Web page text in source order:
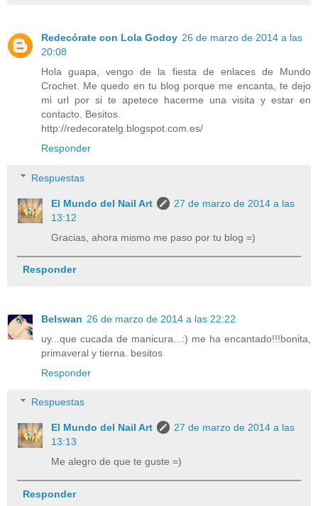
Redecórate con Lola Godoy 26 de marzo de 2014 a las
20:08
Hola guapa, vengo de la fiesta de enlaces de Mundo
Crochet. Me quedo en tu blog porque me encanta, te dejo
mi url por si te apetece hacerme una visita y estar en
contacto. Besitos.
http://redecoratelg.blogspot.com.es/
Responder
Respuestas
El Mundo del Nail Art
27 de marzo de 2014 a las
13:12
Gracias, ahora mismo me paso por tu blog =)
Responder
Belswan 26 de marzo de 2014 a las 22:22
uy...que cucada de manicura...:) me ha encantado!!!bonita,
primaveral y tierna. besitos
Responder
Respuestas
El Mundo del Nail Art
27 de marzo de 2014 a las
13:13
Me alegro de que te guste =)
Responder